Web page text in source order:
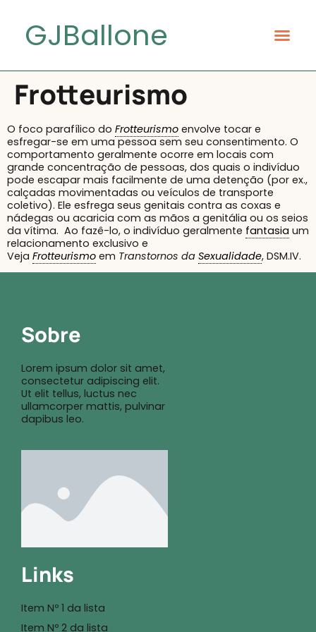
GJBallone
Frotteurismo
O foco parafílico do Frotteurismo envolve tocar e
esfregar-se em uma pessoa sem seu consentimento. O
comportamento geralmente ocorre em locais com
grande concentração de pessoas, dos quais o indivíduo
pode escapar mais facilmente de uma detenção (por ex.,
calçadas movimentadas ou veículos de transporte
coletivo). Ele esfrega seus genitais contra as coxas e
nádegas ou acaricia com as mãos a genitália ou os seios
da vítima. Ao fazê-lo, o indivíduo geralmente fantasia um
relacionamento exclusivo e
Veja Frotteurismo em Transtornos da Sexualidade, DSM.IV.
Sobre
Lorem ipsum dolor sit amet,
consectetur adipiscing elit.
Ut elit tellus, luctus nec
ullamcorper mattis, pulvinar
dapibus leo.
Links
Item Nº 1 da lista
Item Nº 2 da lista